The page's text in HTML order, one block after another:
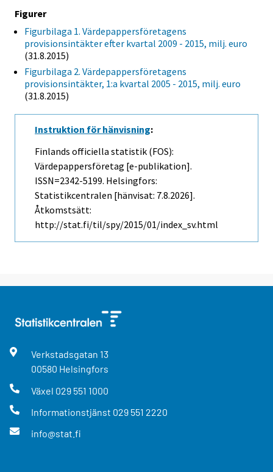
Figurer
Figurbilaga 1. Värdepappersföretagens
provisionsintäkter efter kvartal 2009 - 2015, milj. euro
(31.8.2015)
Figurbilaga 2. Värdepappersföretagens
provisionsintäkter, 1:a kvartal 2005 - 2015, milj. euro
(31.8.2015)
Instruktion för hänvisning:
Finlands officiella statistik (FOS):
Värdepappersföretag [e-publikation].
ISSN=2342-5199. Helsingfors:
Statistikcentralen [hänvisat: 7.8.2026].
Åtkomstsätt:
http://stat.fi/til/spy/2015/01/index_sv.html
Verkstadsgatan 13
00580 Helsingfors
Växel 029 551 1000
Informationstjänst 029 551 2220
info@stat.fi